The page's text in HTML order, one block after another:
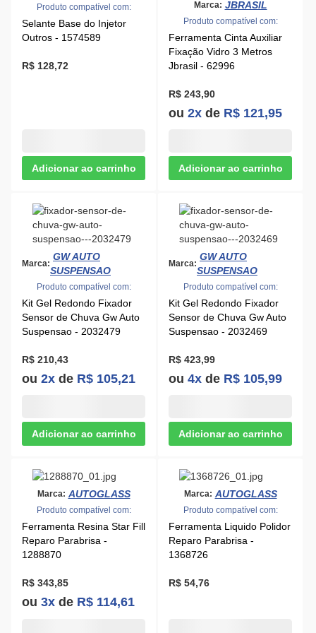
Produto compatível com:
Selante Base do Injetor
Outros - 1574589
R$ 128,72
Marca: JBRASIL
Produto compatível com:
Ferramenta Cinta Auxiliar
Fixação Vidro 3 Metros
Jbrasil - 62996
R$ 243,90
ou 2x de R$ 121,95
Marca:
GW AUTO
SUSPENSAO
Produto compatível com:
Kit Gel Redondo Fixador
Sensor de Chuva Gw Auto
Suspensao - 2032479
R$ 210,43
ou 2x de R$ 105,21
Marca:
GW AUTO
SUSPENSAO
Produto compatível com:
Kit Gel Redondo Fixador
Sensor de Chuva Gw Auto
Suspensao - 2032469
R$ 423,99
ou 4x de R$ 105,99
Marca: AUTOGLASS
Produto compatível com:
Ferramenta Resina Star Fill
Reparo Parabrisa -
1288870
R$ 343,85
ou 3x de R$ 114,61
Marca: AUTOGLASS
Produto compatível com:
Ferramenta Liquido Polidor
Reparo Parabrisa -
1368726
R$ 54,76